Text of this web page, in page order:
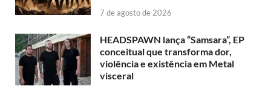
7 de agosto de 2026
HEADSPAWN lança “Samsara”, EP
conceitual que transforma dor,
violência e existência em Metal
visceral